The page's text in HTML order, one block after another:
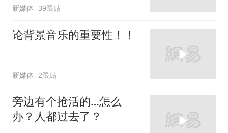
新媒体 39跟贴
论背景音乐的重要性！！
新媒体 2跟贴
旁边有个抢活的…怎么
办？人都过去了？